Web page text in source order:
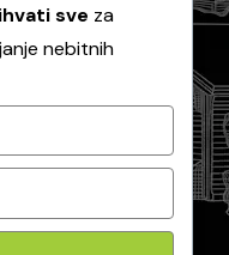
sve za
nebitnih